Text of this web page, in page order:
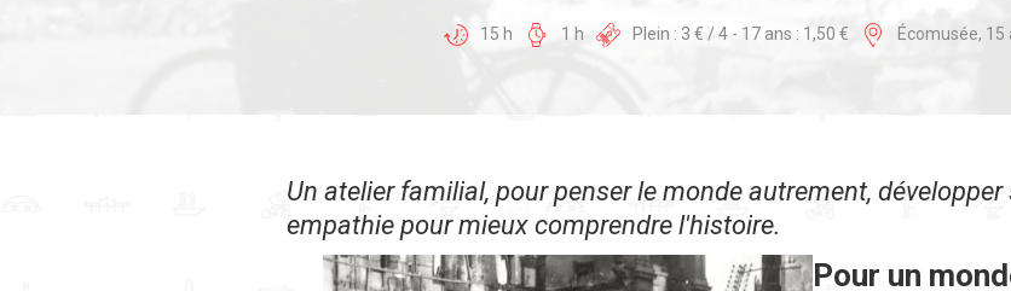
15 h 1 h Plein : 3 € / 4 - 17 ans : 1,50 € Écomusée,
Un atelier familial, pour penser le monde autrement,
empathie pour mieux comprendre l'histoire.
Pour un